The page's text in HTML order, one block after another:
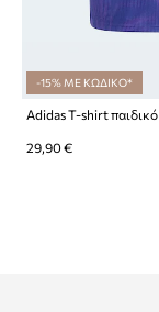
-15% ΜΕ ΚΩΔΙΚΟ*
Adidas T-shirt παιδικό
29,90 €